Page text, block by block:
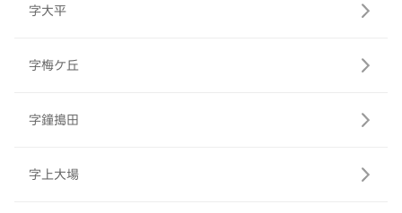
字大平
字梅ケ丘
字鐘搗田
字上大場